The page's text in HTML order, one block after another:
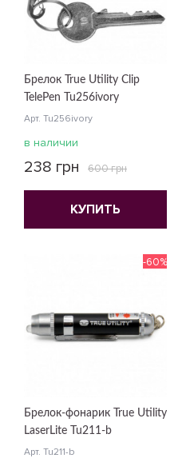
Брелок True Utility Clip
TelePen Tu256ivory
Арт. Tu256ivory
в наличии
238 грн 600 грн
КУПИТЬ
Брелок-фонарик True Utility
LaserLite Tu211-b
Арт. Tu211-b
-60%